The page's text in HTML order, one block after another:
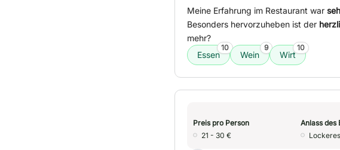
Meine Erfahrung im Restaurant war
Besonders hervorzuheben ist der
mehr?
Essen
10
Wein
9
Wirt
10
Preis pro Person
21 - 30 €
Anlass des